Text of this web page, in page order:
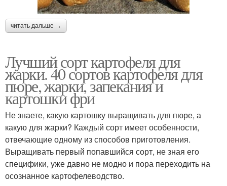
читать дальше →
Лучший сорт картофеля для
жарки. 40 сортов картофеля для
пюре, жарки, запекания и
картошки фри
Не знаете, какую картошку выращивать для пюре, а
какую для жарки? Каждый сорт имеет особенности,
отвечающие одному из способов приготовления.
Выращивать первый попавшийся сорт, не зная его
специфики, уже давно не модно и пора переходить на
осознанное картофелеводство.